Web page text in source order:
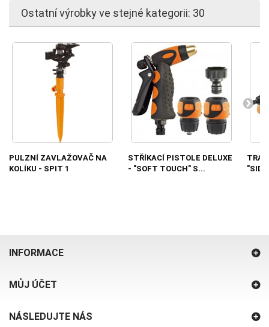
Ostatní výrobky ve stejné kategorii: 30
PULZNÍ ZAVLAŽOVAČ NA
KOLÍKU - SPIT 1
STŘÍKACÍ PISTOLE DELUXE
- "SOFT TOUCH" S...
INFORMACE
MŮJ ÚČET
NÁSLEDUJTE NÁS